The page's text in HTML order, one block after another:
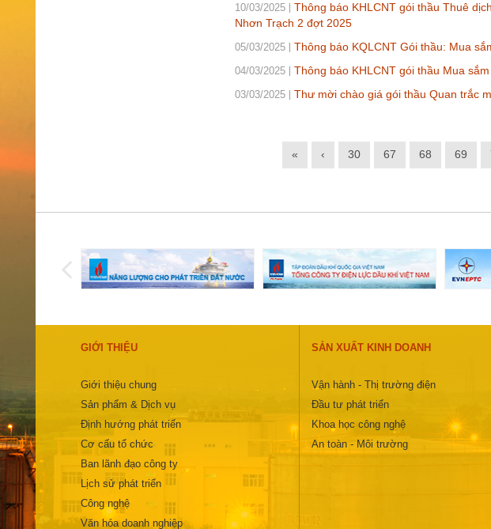
10/03/2025
Thông báo KHLCNT gói thầu Thuê
Nhơn Trạch 2 đợt 2025
05/03/2025 Thông báo KQLCNT Gói thầu: Mua
04/03/2025 Thông báo KHLCNT gói thầu Mua
03/03/2025 Thư mời chào giá gói thầu Quan trắc
« ‹ 30 67 68 69
GIỚI THIỆU
Giới thiệu chung
Sản phẩm & Dịch vụ
Định hướng phát triển
Cơ cấu tổ chức
Ban lãnh đạo công ty
Lịch sử phát triển
Công nghệ
Văn hóa doanh nghiệp
SẢN XUẤT KINH DOANH
Vận hành - Thị trường điện
Đầu tư phát triển
Khoa học công nghệ
An toàn - Môi trường